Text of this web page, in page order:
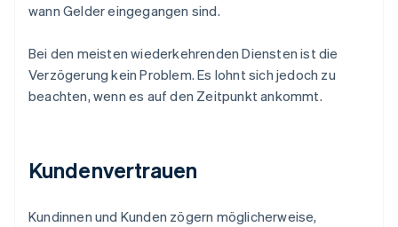
wann Gelder eingegangen sind.
Bei den meisten wiederkehrenden Diensten ist die
Verzögerung kein Problem. Es lohnt sich jedoch zu
beachten, wenn es auf den Zeitpunkt ankommt.
Kundenvertrauen
Kundinnen und Kunden zögern möglicherweise,